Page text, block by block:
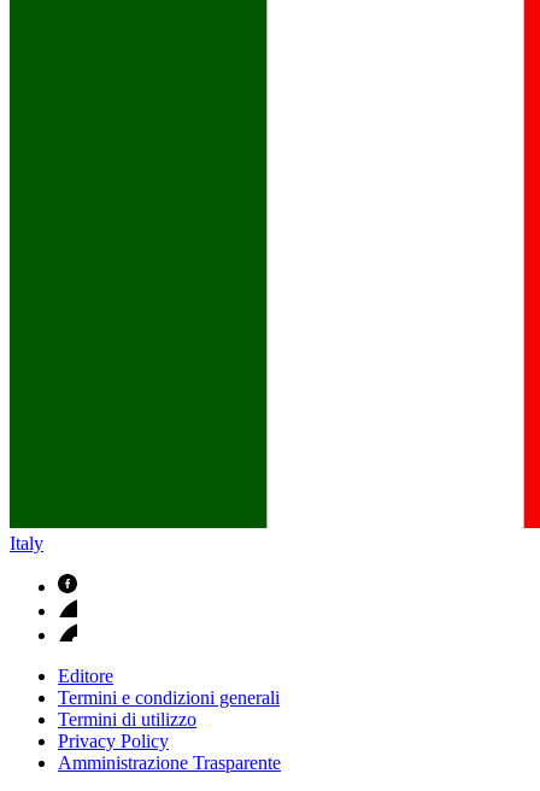
Italy
Editore
Termini e condizioni generali
Termini di utilizzo
Privacy Policy
Amministrazione Trasparente